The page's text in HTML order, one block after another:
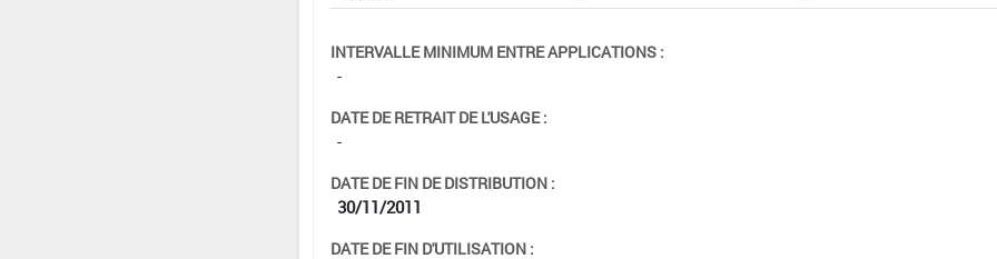
INTERVALLE MINIMUM ENTRE APPLICATIONS :
-
DATE DE RETRAIT DE L'USAGE :
-
DATE DE FIN DE DISTRIBUTION :
30/11/2011
DATE DE FIN D'UTILISATION :